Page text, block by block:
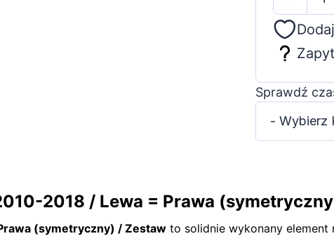
Sprawdź
- Wybierz
2018 / Lewa = Prawa
(symetryczny) / Zestaw to solidnie wykonany